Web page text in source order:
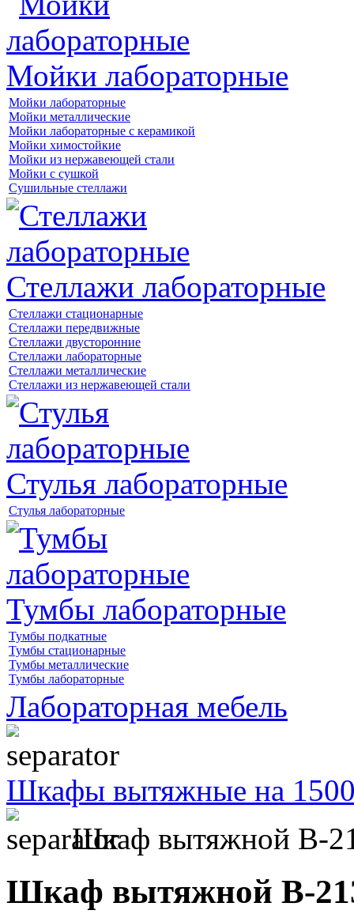
Мойки лабораторные
Мойки лабораторные
Мойки металлические
Мойки лабораторные с керамикой
Мойки химостойкие
Мойки из нержавеющей стали
Мойки с сушкой
Сушильные стеллажи
Стеллажи лабораторные
Стеллажи стационарные
Стеллажи передвижные
Стеллажи двусторонние
Стеллажи лабораторные
Стеллажи металлические
Стеллажи из нержавеющей стали
Стулья лабораторные
Стулья лабораторные
Тумбы лабораторные
Тумбы подкатные
Тумбы стационарные
Тумбы металлические
Тумбы лабораторные
Лабораторная мебель
Шкафы вытяжные на
Шкаф вытяжной В-
Шкаф вытяжной В-